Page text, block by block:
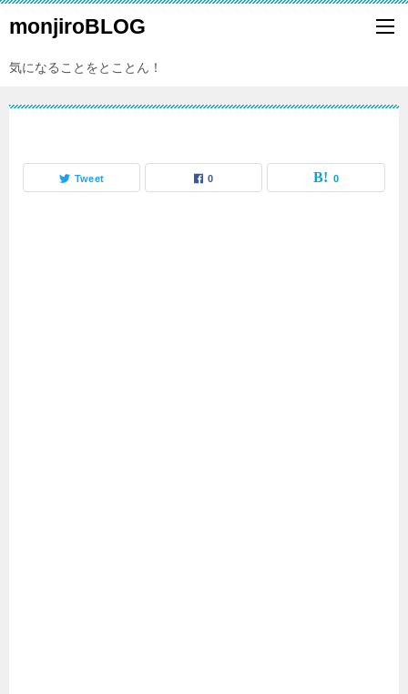
monjiroBLOG
気になることをとことん！
Tweet 0 0